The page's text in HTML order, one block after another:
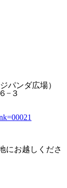
パンダ広場）
−３
にお越しくださ